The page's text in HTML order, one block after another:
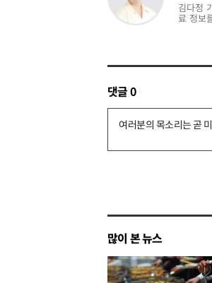
김다정
료 정보
댓글0
댓
많이 본 뉴스